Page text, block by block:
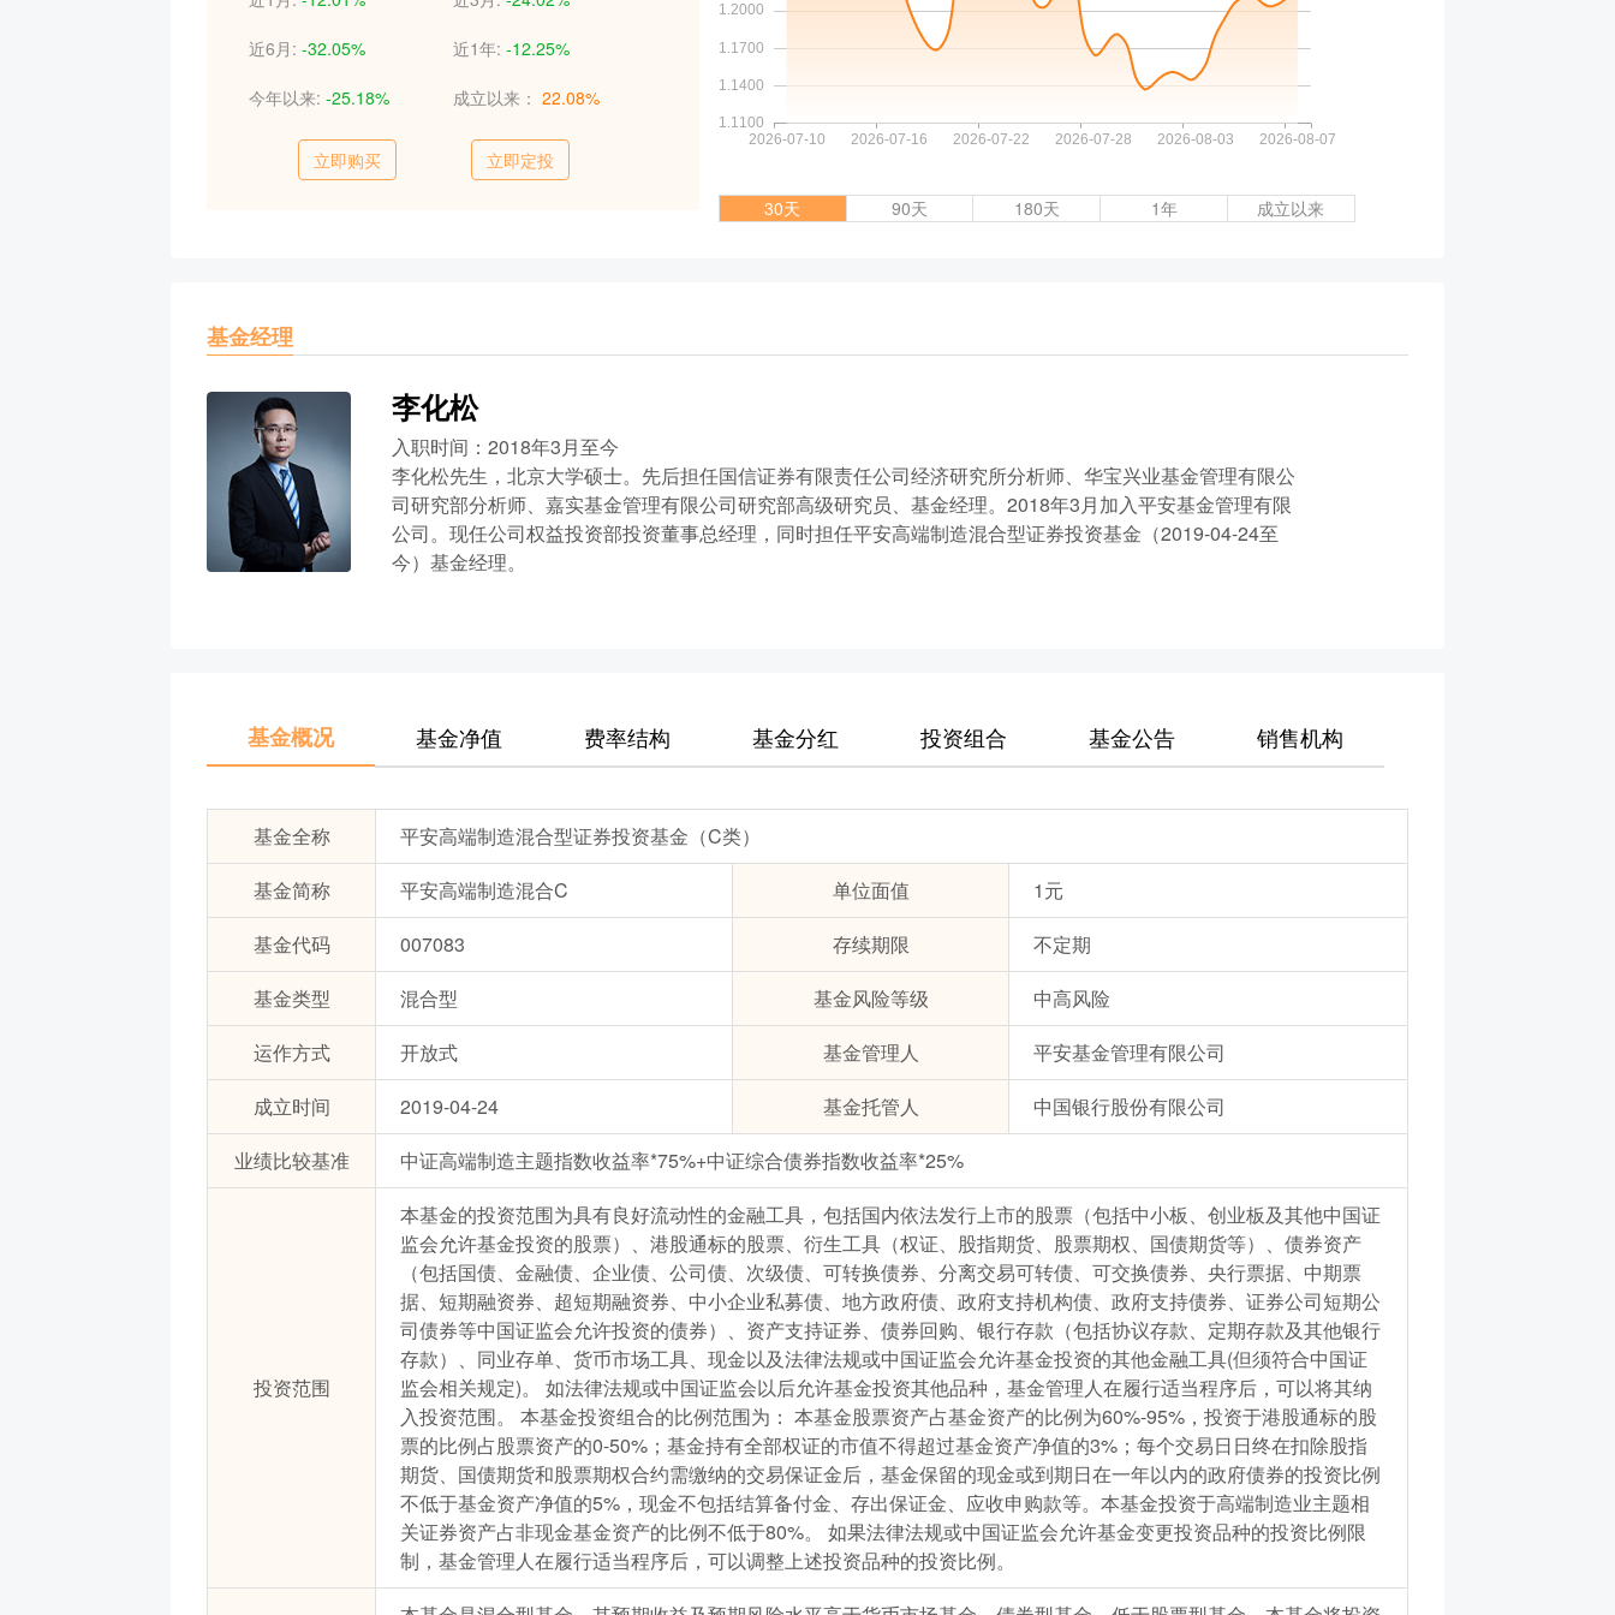
近6月: -32.05% 近1年: -12.25%
今年以来: -25.18% 成立以来： 22.08%
立即购买
立即定投
30天
90天 180天 1年 成立以来
基金经理
李化松
入职时间：2018年3月至今
李化松先生，北京大学硕士。先后担任国信证券有限责任公司经济研究所分析师、华宝兴业基金管理有限公
司研究部分析师、嘉实基金管理有限公司研究部高级研究员、基金经理。2018年3月加入平安基金管理有限
公司。现任公司权益投资部投资董事总经理，同时担任平安高端制造混合型证券投资基金（2019-04-24至
今）基金经理。
基金概况 基金净值 费率结构 基金分红 投资组合 基金公告 销售机构
基金全称
平安高端制造混合型证券投资基金（C类）
基金简称
平安高端制造混合C 单位面值
1元
基金代码
007083 存续期限
不定期
基金类型
混合型 基金风险等级
中高风险
运作方式
开放式 基金管理人
平安基金管理有限公司
成立时间
2019-04-24 基金托管人
中国银行股份有限公司
业绩比较基准
中证高端制造主题指数收益率*75%+中证综合债券指数收益率*25%
投资范围
本基金的投资范围为具有良好流动性的金融工具，包括国内依法发行上市的股票（包括中小板、创业板及其他中国证
监会允许基金投资的股票）、港股通标的股票、衍生工具（权证、股指期货、股票期权、国债期货等）、债券资产
（包括国债、金融债、企业债、公司债、次级债、可转换债券、分离交易可转债、可交换债券、央行票据、中期票
据、短期融资券、超短期融资券、中小企业私募债、地方政府债、政府支持机构债、政府支持债券、证券公司短期公
司债券等中国证监会允许投资的债券）、资产支持证券、债券回购、银行存款（包括协议存款、定期存款及其他银行
存款）、同业存单、货币市场工具、现金以及法律法规或中国证监会允许基金投资的其他金融工具(但须符合中国证
监会相关规定)。 如法律法规或中国证监会以后允许基金投资其他品种，基金管理人在履行适当程序后，可以将其纳
入投资范围。 本基金投资组合的比例范围为： 本基金股票资产占基金资产的比例为60%-95%，投资于港股通标的股
票的比例占股票资产的0-50%；基金持有全部权证的市值不得超过基金资产净值的3%；每个交易日日终在扣除股指
期货、国债期货和股票期权合约需缴纳的交易保证金后，基金保留的现金或到期日在一年以内的政府债券的投资比例
不低于基金资产净值的5%，现金不包括结算备付金、存出保证金、应收申购款等。本基金投资于高端制造业主题相
关证券资产占非现金基金资产的比例不低于80%。 如果法律法规或中国证监会允许基金变更投资品种的投资比例限
制，基金管理人在履行适当程序后，可以调整上述投资品种的投资比例。